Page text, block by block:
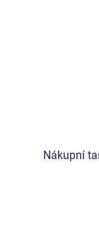
Nákupní